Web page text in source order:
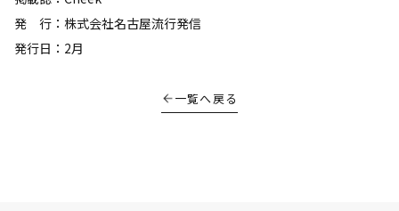
発 行：株式会社名古屋流行発信
発行日：2月
一覧へ戻る